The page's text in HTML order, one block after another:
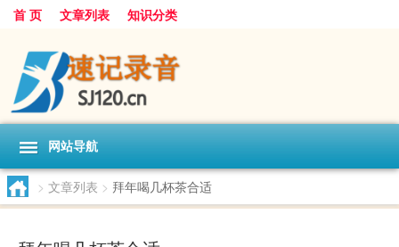
首 页 文章列表 知识分类
网站导航
> 文章列表 > 拜年喝几杯茶合适